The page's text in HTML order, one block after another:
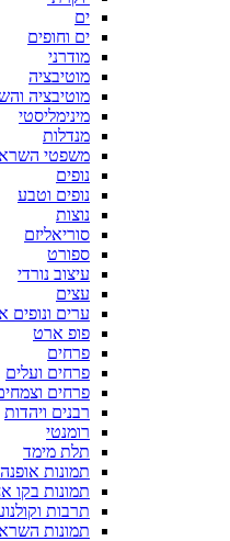
ים
ים וחופים
מודרני
מוטיבציה
מוטיבציה
מינימליסטי
מנדלות
משפטי
נופים
נופים וטבע
נוצות
סוריאליזם
ספורט
עיצוב נורדי
עצים
ערים ונופים
פופ ארט
פרחים
פרחים ועלים
פרחים
רבנים ויהדות
רומנטי
תלת מימד
תמונות
תמונות בקו
תרבות
תמונות